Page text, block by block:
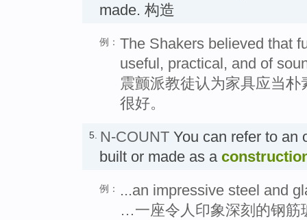
made. 构造
例： The Shakers believed that
useful, practical, and of
震颤派教徒认为家具应当
很好。
5. N-COUNT You can refer to an
built or made as a
例：
...an impressive steel and
…一座令人印象深刻的钢筋